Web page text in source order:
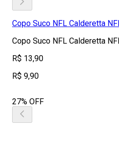
Copo Suco NFL Calderetta
Copo Suco NFL Calderetta
R$ 13,90
R$ 9,90
27% OFF